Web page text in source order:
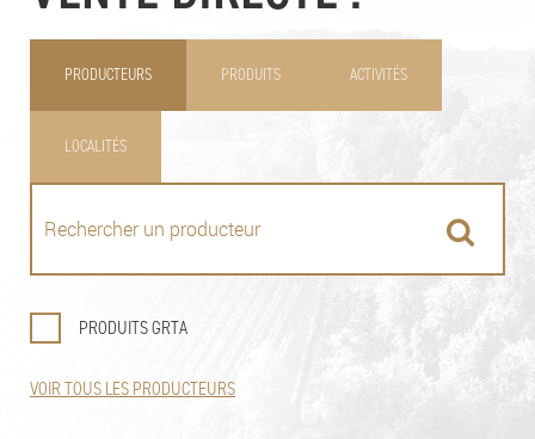
PRODUCTEURS PRODUITS ACTIVITÉS
LOCALITÉS
PRODUITS GRTA
VOIR TOUS LES PRODUCTEURS